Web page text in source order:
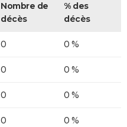
Nombre de
décès
% des
décès
0 0 %
0 0 %
0 0 %
0 0 %